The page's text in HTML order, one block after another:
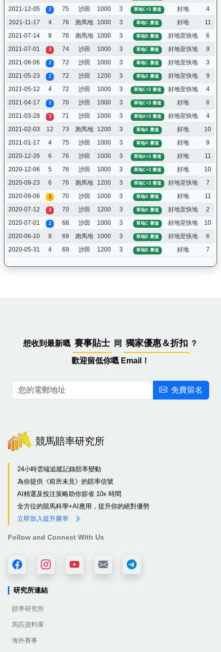
2021-12-05
2 75 沙田 1000 3 草地C+3 賽道 好地 4
2021-11-17
4 76 跑馬地 1000 3 草地C 賽道 好地 11
2021-07-14
8 76 跑馬地 1000 3 草地B 賽道 好地至快地 6
2021-07-01
3 74 沙田 1000 3 草地C 賽道 好地至快地 9
2021-06-06
2 72 沙田 1000 3 草地C 賽道 好地至快地 3
2021-05-23
2 72 沙田 1200 3 草地A 賽道 好地至快地 9
2021-05-12
4 72 沙田 1000 3 草地C+3 賽道 好地至快地 4
2021-04-17
2 70 沙田 1000 3 草地C+3 賽道 好地 6
2021-03-28
3 71 沙田 1000 3 草地A+3 賽道 好地至快地 4
2021-02-03
12 73 跑馬地 1200 3 草地A 賽道 好地 10
2021-01-17
4 75 沙田 1000 3 草地A 賽道 好地 9
2020-12-26
6 76 沙田 1000 3 草地A+3 賽道 好地 11
2020-12-06
5 76 沙田 1000 3 草地C+3 賽道 好地 10
2020-09-23
6 76 跑馬地 1200 3 草地C+3 賽道 好地至快地 7
2020-09-06
1 70 沙田 1000 3 草地A 賽道 好地 11
2020-07-12
3 70 沙田 1200 3 草地A 賽道 好地至快地 2
2020-07-01
2 68 沙田 1000 3 草地C 賽道 好地至快地 10
2020-06-10
8 69 跑馬地 1000 3 草地B 賽道 好地至快地 6
2020-05-31
4 69 沙田 1200 3 草地B 賽道 好地 7
想收到最新嘅 賽事貼士 同 獨家優惠＆折扣 ？
歡迎留低你嘅 Email！
免費留名
競馬賠率研究所
24小時雲端追蹤記錄賠率變動
為你提供《前所未見》的賠率信號
AI精選及投注策略助你節省 10x 時間
全方位的競馬科學+AI應用，提升你的絕對優勢
立即加入提升勝率
Follow and Connect With Us
研究所連結
賠率研究所
馬匹資料庫
海外賽事